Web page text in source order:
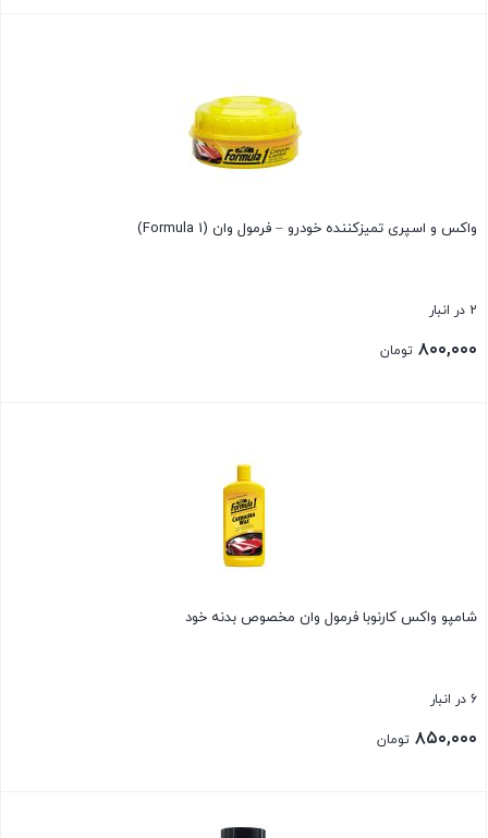
واکس و اسپری تمیزکننده خودرو – فرمول وان (Formula 1)
2 در انبار
۸۰۰,۰۰۰ تومان
شامپو واکس کارنوبا فرمول وان مخصوص بدنه خود
6 در انبار
۸۵۰,۰۰۰ تومان